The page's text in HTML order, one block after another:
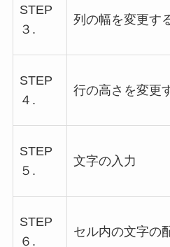
STEP
３.
列の幅を変更す
STEP
４.
行の高さを変更
STEP
５.
文字の入力
STEP
６.
セル内の文字の